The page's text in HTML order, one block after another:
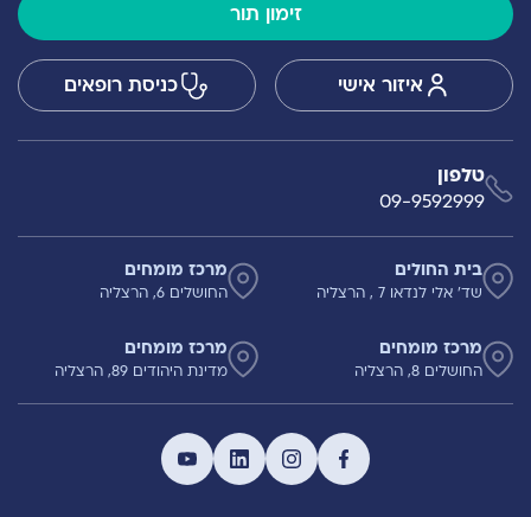
זימון תור
איזור אישי כניסת רופאים
טלפון
09-9592999
בית החולים
שד' אלי לנדאו 7 , הרצליה
מרכז מומחים
החושלים 6, הרצליה
מרכז מומחים
החושלים 8, הרצליה
מרכז מומחים
מדינת היהודים 89, הרצליה